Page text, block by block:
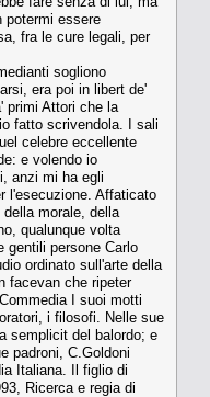
potermi essere
fra le cure legali, per
sogliono
era poi in libert de'
primi Attori che la
fatto scrivendola. I sali
celebre eccellente
e volendo io
anzi mi ha egli
l'esecuzione. Affaticato
morale, della
qualunque volta
gentili persone Carlo
ordinato sull'arte della
facevan che ripeter
I suoi motti
i filosofi. Nelle sue
semplicit del balordo; e
padroni, C.Goldoni
Italiana. Il figlio di
Ricerca e regia di